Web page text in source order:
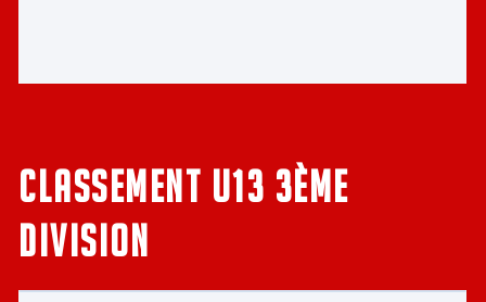
CLASSEMENT u13 3ème
division